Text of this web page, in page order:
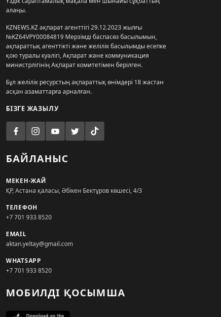
алаңы.
KZNEWS.KZ ақпарат агенттігі 29.12.2023 жылғы
№KZ64VPY00084819 Мерзімді баспасөз басылымын,
ақпараттық агенттікті және желілік басылымды есепке
қою туралы куәлігі, Ақпарат және коммуникация
министрлігінің Ақпарат комитетімен берілген.
Бұл желілік ресурстың ақпараттық өнімдері 18 жастан
асқан азаматтарға арналған.
БІЗГЕ ЖАЗЫЛУ
БАЙЛАНЫС
МЕКЕН-ЖАЙ
ҚР, Астана қаласы, Әбікен Бектұров көшесі, 4/3
ТЕЛЕФОН
+7 701 933 8520
EMAIL
aktan.yeltay@gmail.com
WHATSAPP
+7 701 933 8520
МОБИЛДІ ҚОСЫМША